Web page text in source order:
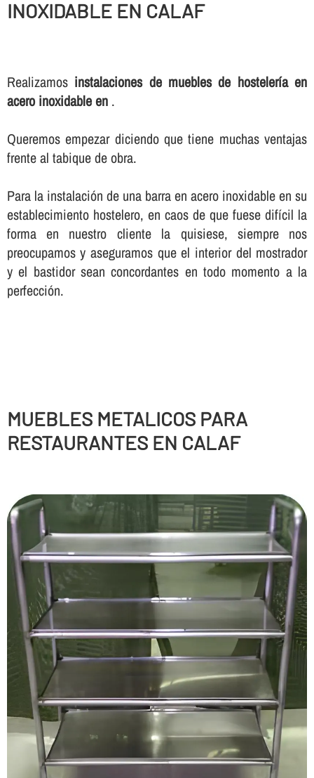
INOXIDABLE EN CALAF
Realizamos instalaciones de muebles de hostelerí­a en
acero inoxidable en .
Queremos empezar diciendo que tiene muchas ventajas
frente al tabique de obra.
Para la instalación de una barra en acero inoxidable en su
establecimiento hostelero, en caos de que fuese difí­cil la
forma en nuestro cliente la quisiese, siempre nos
preocupamos y aseguramos que el interior del mostrador
y el bastidor sean concordantes en todo momento a la
perfección.
MUEBLES METALICOS PARA
RESTAURANTES EN CALAF